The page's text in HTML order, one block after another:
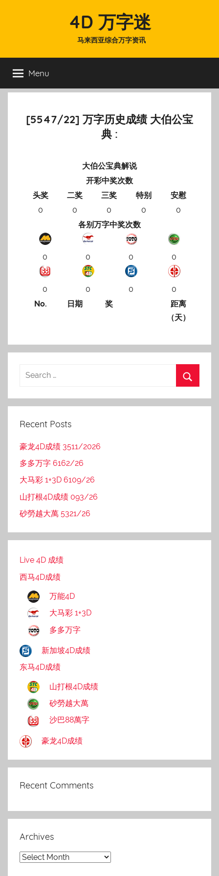
4D 万字迷
马来西亚综合万字资讯
Menu
[5547/22] 万字历史成绩 大伯公宝
典 :
大伯公宝典解说
开彩中奖次数
头奖
二奖 三奖 特别
安慰
0
0 0 0
0
各别万字中奖次数
0 0 0 0
0 0 0
0
No.
日期 奖
距离
（天）
Recent Posts
豪龙4D成绩 3511/2026
多多万字 6162/26
大马彩 1+3D 6109/26
山打根4D成绩 093/26
砂勞越大萬 5321/26
Live 4D 成绩
西马4D成绩
万能4D
大马彩 1+3D
多多万字
新加坡4D成绩
东马4D成绩
山打根4D成绩
砂勞越大萬
沙巴88萬字
豪龙4D成绩
Recent Comments
Archives
Archives